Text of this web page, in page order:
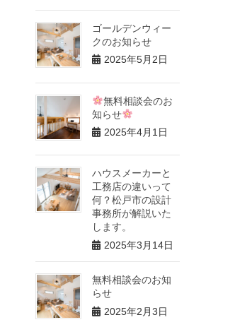
ゴールデンウィー
クのお知らせ
2025年5月2日
無料相談会のお
知らせ
2025年4月1日
ハウスメーカーと
工務店の違いって
何？松戸市の設計
事務所が解説いた
します。
2025年3月14日
無料相談会のお知
らせ
2025年2月3日